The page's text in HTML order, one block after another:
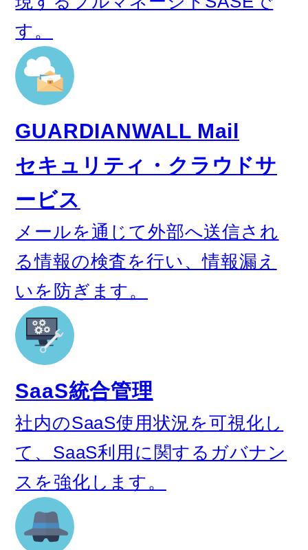
す。
GUARDIANWALL Mail
セキュリティ・クラウドサ
ービス
メールを通じて外部へ送信され
る情報の検査を行い、情報漏え
いを防ぎます。
SaaS統合管理
社内のSaaS使用状況を可視化し
て、SaaS利用に関するガバナン
スを強化します。